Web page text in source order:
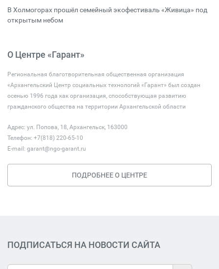
В Холмогорах прошёл семейный экофестиваль «Живица» под
открытым небом
О Центре «Гарант»
Региональная благотворительная общественная организация
«Архангельский Центр социальных технологий «Гарант» был создан
осенью 1996 года как организация, способствующая развитию
гражданского общества на территории Архангельской области
Адрес: ул. Попова, 18, Архангельск, 163000
Телефон: +7(818) 220-65-10
E-mail: garant@ngo-garant.ru
ПОДРОБНЕЕ О ЦЕНТРЕ
ПОДПИСАТЬСЯ НА НОВОСТИ САЙТА